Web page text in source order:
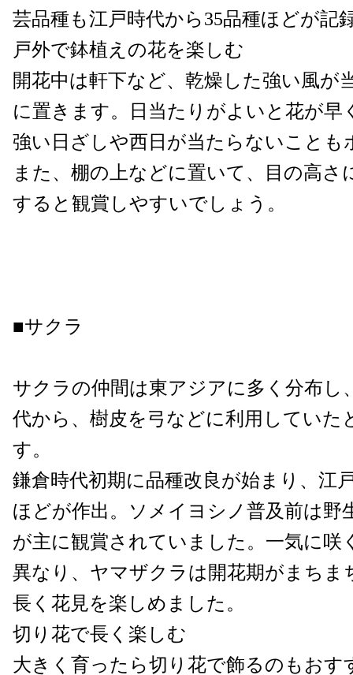
芸品種も江戸時代から35品種ほどが記
戸外で鉢植えの花を楽しむ
開花中は軒下など、乾燥した強い風が
に置きます。日当たりがよいと花が早
強い日ざしや西日が当たらないことも
また、棚の上などに置いて、目の高さ
すると観賞しやすいでしょう。
■サクラ
サクラの仲間は東アジアに多く分布し
代から、樹皮を弓などに利用していた
す。
鎌倉時代初期に品種改良が始まり、江
ほどが作出。ソメイヨシノ普及前は野
が主に観賞されていました。一気に咲
異なり、ヤマザクラは開花期がまちま
長く花見を楽しめました。
切り花で長く楽しむ
大きく育ったら切り花で飾るのもおす